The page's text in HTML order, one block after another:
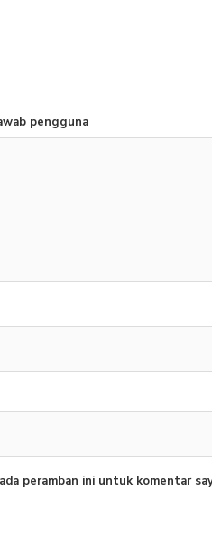
pengguna
peramban ini untuk komentar